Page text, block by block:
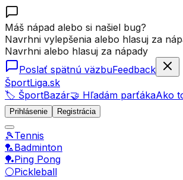
Máš nápad alebo si našiel bug?
Navrhni vylepšenia alebo hlasuj za
Navrhni alebo hlasuj za nápady
Poslať spätnú väzbuFeedback
ŠportLiga.sk
🏷️ ŠportBazár🤝 Hľadám parťákaAko
Prihlásenie Registrácia
🎾Tennis
🏸Badminton
🏓Ping Pong
⚪Pickleball